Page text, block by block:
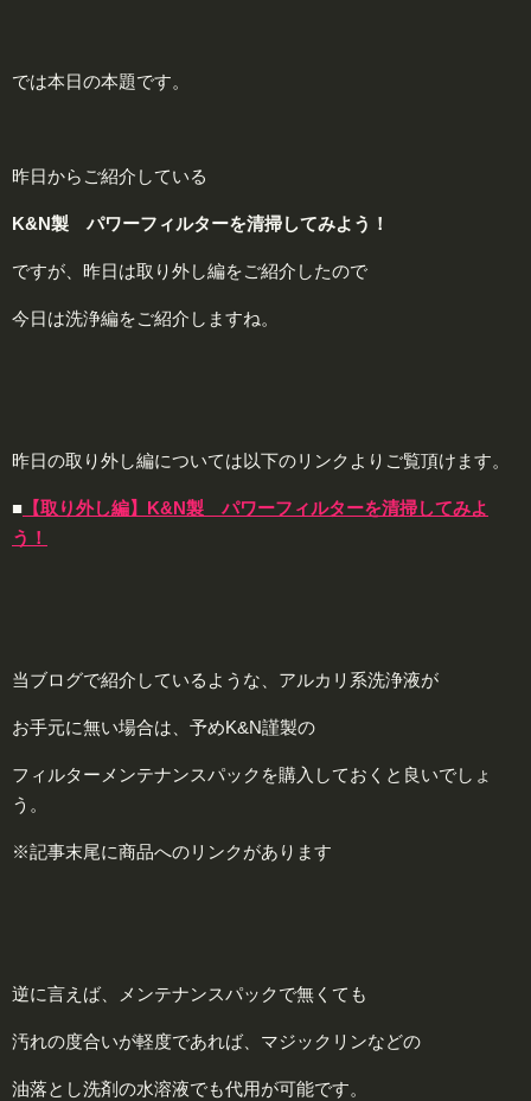
では本日の本題です。
昨日からご紹介している
K&N製 パワーフィルターを清掃してみよう！
ですが、昨日は取り外し編をご紹介したので
今日は洗浄編をご紹介しますね。
昨日の取り外し編については以下のリンクよりご覧頂けます。
■ 【取り外し編】K&N製 パワーフィルターを清掃してみよ
う！
当ブログで紹介しているような、アルカリ系洗浄液が
お手元に無い場合は、予めK&N謹製の
フィルターメンテナンスパックを購入しておくと良いでしょ
う。
※記事末尾に商品へのリンクがあります
逆に言えば、メンテナンスパックで無くても
汚れの度合いが軽度であれば、マジックリンなどの
油落とし洗剤の水溶液でも代用が可能です。